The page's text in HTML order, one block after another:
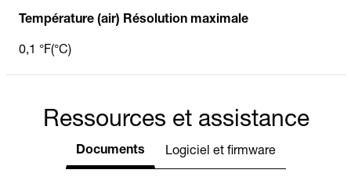
Température (air) Résolution maximale
0,1 °F(°C)
Ressources et assistance
Documents Logiciel et firmware